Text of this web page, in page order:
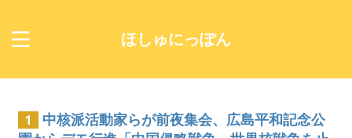
ほしゅにっぽん
1
中核派活動家らが前夜集会、広島平和記念公